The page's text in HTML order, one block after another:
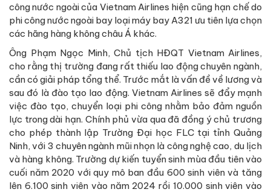
công nước ngoài của Vietnam Airlines hiện cũng hạn chế do
phi công nước ngoài bay loại máy bay A321 ưu tiên lựa chọn
các hãng hàng không châu Á khác.
Ông Phạm Ngọc Minh, Chủ tịch HĐQT Vietnam Airlines,
cho rằng thị trường đang rất thiếu lao động chuyên ngành,
cần có giải pháp tổng thể. Trước mắt là vấn đề về lương và
sau đó là đào tạo lao động. Vietnam Airlines sẽ đẩy mạnh
việc đào tạo, chuyển loại phi công nhằm bảo đảm nguồn
lực trong dài hạn. Chính phủ vừa qua đã đồng ý chủ trương
cho phép thành lập Trường Đại học FLC tại tỉnh Quảng
Ninh, với 3 chuyên ngành mũi nhọn là công nghệ cao, du lịch
và hàng không. Trường dự kiến tuyển sinh mùa đầu tiên vào
cuối năm 2020 với quy mô ban đầu 600 sinh viên và tăng
lên 6.100 sinh viên vào năm 2024 rồi 10.000 sinh viên vào